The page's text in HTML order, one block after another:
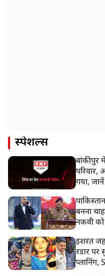
स्पेशल्स
बांकीपुर
परिवार,
गया,
बनना
नकवी को
इशरत
रडार पर
प्लानिंग,